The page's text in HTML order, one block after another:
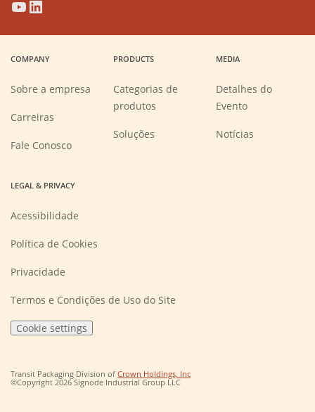
(Opens
in
new
window)
(Opens
in
new
window)
(Opens
in
new
(Opens
in
new
COMPANY
Sobre a empresa
Carreiras
new
Fale Conosco
PRODUCTS
Categorias de
produtos
Soluções
MEDIA
Detalhes do
Evento
Notícias
LEGAL & PRIVACY
Acessibilidade
Política de Cookies
Privacidade
Termos e Condições de Uso do Site
Cookie settings
Transit Packaging Division of Crown Holdings, Inc(Opens
in
©Copyright 2026 Signode Industrial Group LLC